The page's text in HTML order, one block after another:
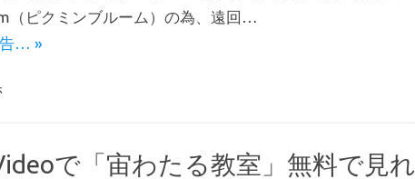
（ピクミンブルーム）の為、遠回…
告… »
で「宙わたる教室」無料で見れ